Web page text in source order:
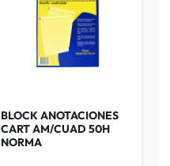
BLOCK ANOTACIONES
CART AM/CUAD 50H
NORMA